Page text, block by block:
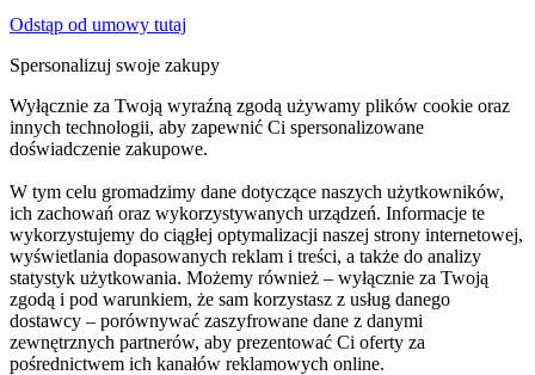
Odstąp od umowy tutaj
Spersonalizuj swoje zakupy
Wyłącznie za Twoją wyraźną zgodą używamy plików cookie oraz
innych technologii, aby zapewnić Ci spersonalizowane
doświadczenie zakupowe.
W tym celu gromadzimy dane dotyczące naszych użytkowników,
ich zachowań oraz wykorzystywanych urządzeń. Informacje te
wykorzystujemy do ciągłej optymalizacji naszej strony internetowej,
wyświetlania dopasowanych reklam i treści, a także do analizy
statystyk użytkowania. Możemy również – wyłącznie za Twoją
zgodą i pod warunkiem, że sam korzystasz z usług danego
dostawcy – porównywać zaszyfrowane dane z danymi
zewnętrznych partnerów, aby prezentować Ci oferty za
pośrednictwem ich kanałów reklamowych online.